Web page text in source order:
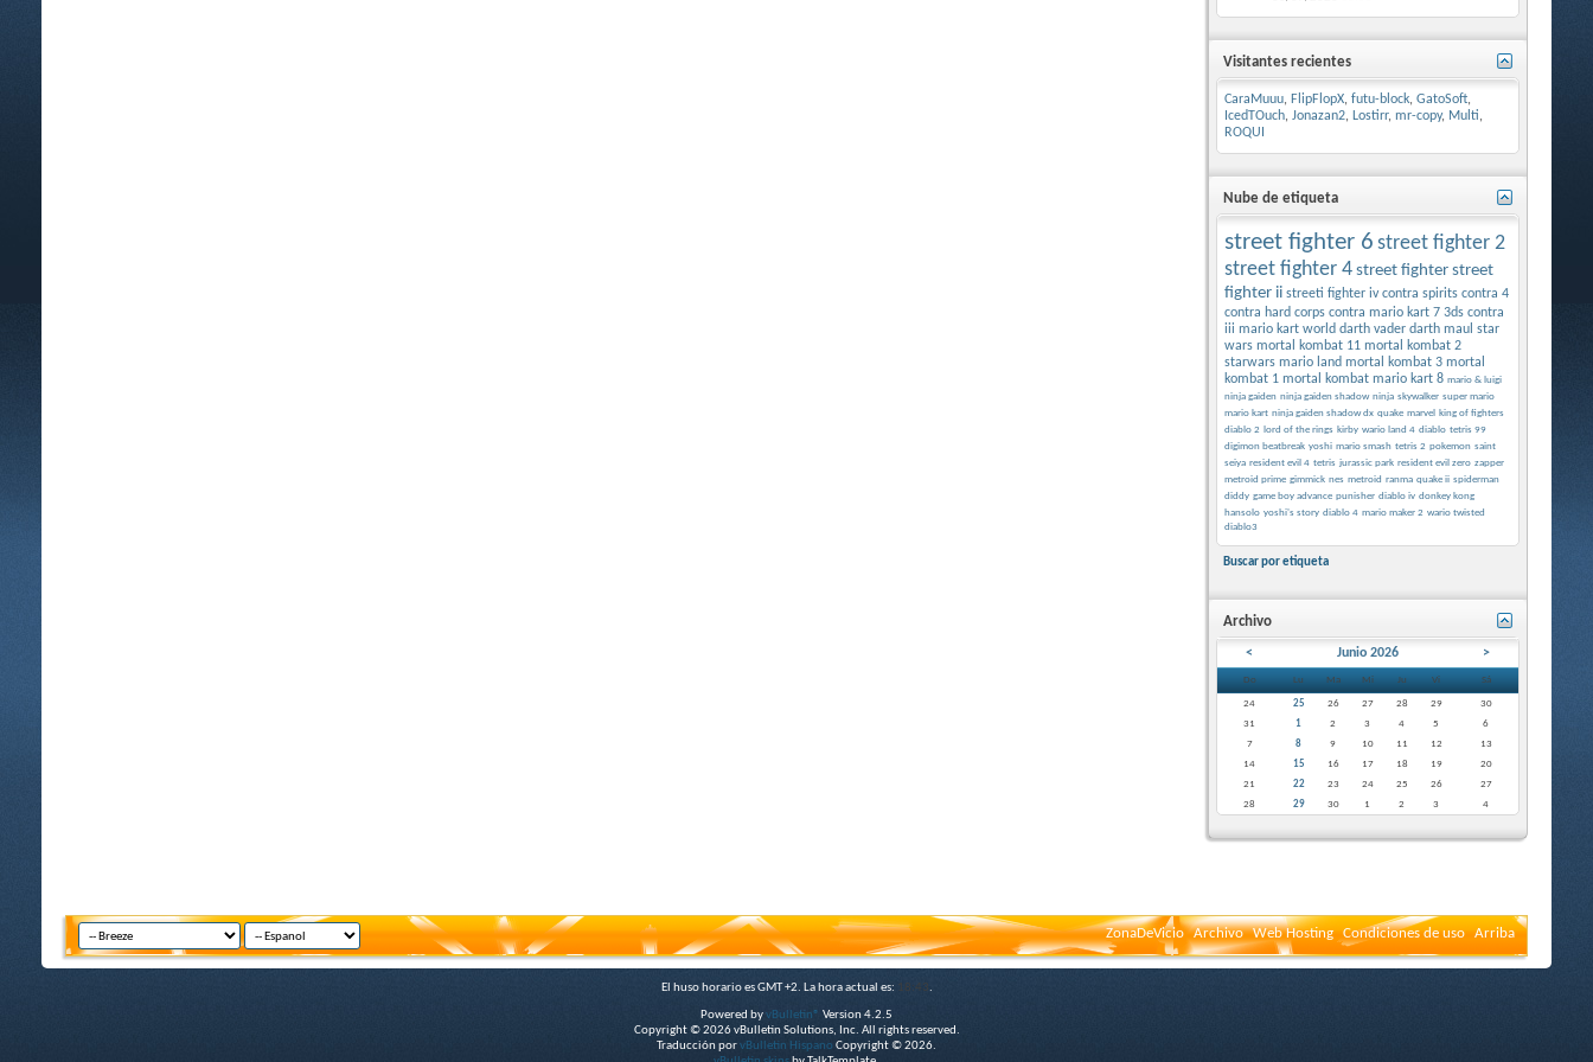
Visitantes recientes
CaraMuuu, FlipFlopX, futu-block, GatoSoft,
IcedTOuch, Jonazan2, Lostirr, mr-copy, Multi,
ROQUI
Nube de etiqueta
street fighter 6 street fighter 2
street fighter 4 street fighter street
fighter ii streeti fighter iv contra spirits contra 4
contra hard corps contra mario kart 7 3ds contra
iii mario kart world darth vader darth maul star
wars mortal kombat 11 mortal kombat 2
starwars mario land mortal kombat 3 mortal
kombat 1 mortal kombat mario kart 8 mario & luigi
ninja gaiden ninja gaiden shadow ninja skywalker super mario
mario kart ninja gaiden shadow dx quake marvel
king of fighters
diablo 2
lord of the rings kirby wario land 4 diablo tetris 99
digimon beatbreak yoshi mario smash tetris 2 pokemon saint
seiya resident evil 4 tetris jurassic park resident evil zero zapper
metroid prime gimmick nes metroid ranma quake ii spiderman
diddy game boy advance punisher diablo iv donkey kong
hansolo yoshi's story diablo 4 mario maker 2 wario twisted
diablo3
Buscar por etiqueta
Archivo
< Junio 2026 >
Do Lu Ma Mi Ju Vi Sá
24 25 26 27 28 29
30
31
1 2 3 4 5
6
7
8 9 10 11 12
13
14
15 16 17 18 19
20
21
22 23 24 25 26
27
28
29 30 1 2 3 4
ZonaDeVicio Archivo Web Hosting Condiciones de uso Arriba
El huso horario es GMT +2. La hora actual es: 18:43.
Powered byvBulletin® Version 4.2.5
Copyright © 2026 vBulletin Solutions, Inc. All rights reserved.
Traducción porvBulletin Hispano Copyright © 2026.